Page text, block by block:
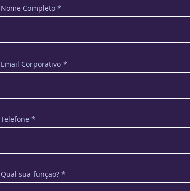
Nome Completo
Email Corporativo
Telefone
Qual sua função?